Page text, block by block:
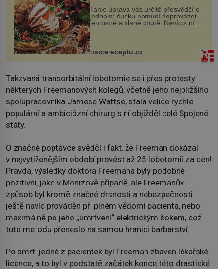
Tahle úprava vás určitě přesvědčí o
jednom: šunku nemusí doprovázet
jen ostré a slané chutě. Navíc s ní
nakrmíte poměrně hodně hladových
krků. Ingredience sádlo 3 kg šunky
vcelku 3 stroužky česneku hl...
tisicereceptu.cz
Takzvaná transorbitální lobotomie se i přes protesty
některých Freemanových kolegů, včetně jeho nejbližšího
spolupracovníka Jamese Wattse, stala velice rychle
populární a ambiciózní chirurg s ní objížděl celé Spojené
státy.
O značné poptávce svědčí i fakt, že Freeman dokázal
v nejvytíženějším období provést až 25 lobotomií za den!
Pravda, výsledky doktora Freemana byly podobně
pozitivní, jako v Monizově případě, ale Freemanův
způsob byl kromě značné drsnosti a nebezpečnosti
ještě navíc prováděn při plném vědomí pacienta, nebo
maximálně po jeho „umrtvení“ elektrickým šokem, což
tuto metodu přeneslo na samou hranici barbarství.
Po smrti jedné z pacientek byl Freeman zbaven lékařské
licence, a to byl v podstatě začátek konce této drastické